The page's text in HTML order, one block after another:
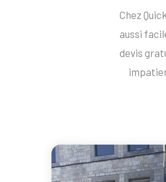
Chez
aussi
devis